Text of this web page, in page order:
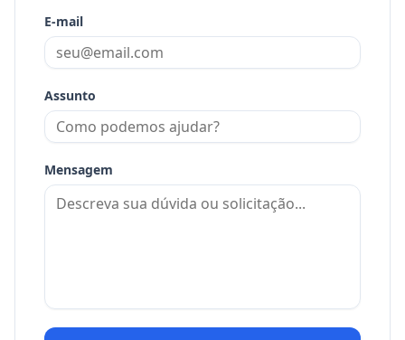
E-mail
Assunto
Mensagem